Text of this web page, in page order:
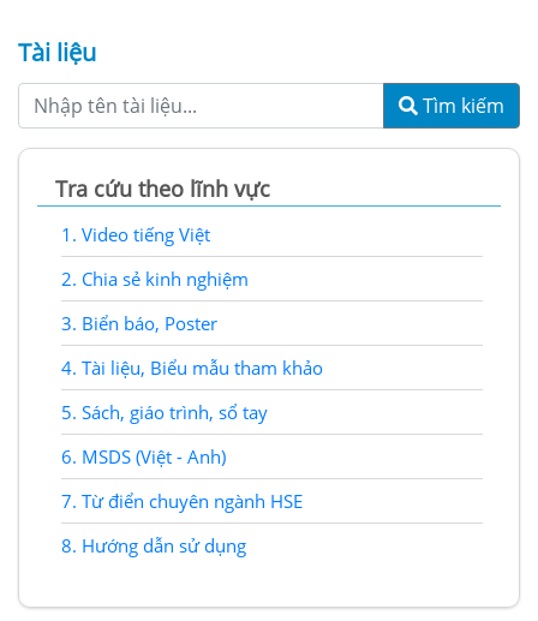
Tài liệu
Tìm kiếm
Tra cứu theo lĩnh vực
1. Video tiếng Việt
2. Chia sẻ kinh nghiệm
3. Biển báo, Poster
4. Tài liệu, Biểu mẫu tham khảo
5. Sách, giáo trình, sổ tay
6. MSDS (Việt - Anh)
7. Từ điển chuyên ngành HSE
8. Hướng dẫn sử dụng